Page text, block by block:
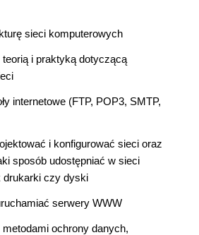
sieci komputerowych
i praktyką dotyczącą
internetowe (FTP, POP3, SMTP,
i konfigurować sieci oraz
sposób udostępniać w sieci
drukarki czy dyski
serwery WWW
ochrony danych,